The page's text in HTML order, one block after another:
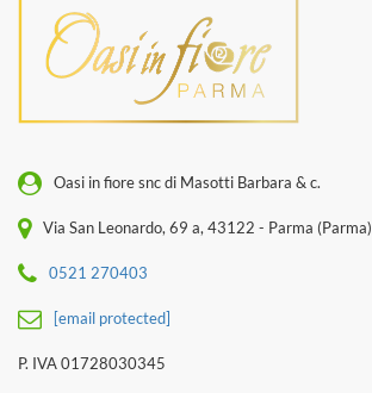
Oasi in fiore snc di Masotti Barbara & c.
Via San Leonardo, 69 a, 43122 - Parma (Parma)
0521 270403
[email protected]
P. IVA 01728030345